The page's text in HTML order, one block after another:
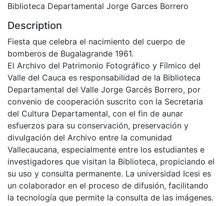
Biblioteca Departamental Jorge Garces Borrero
Description
Fiesta que celebra el nacimiento del cuerpo de
bomberos de Bugalagrande 1961.
El Archivo del Patrimonio Fotográfico y Fílmico del
Valle del Cauca es responsabilidad de la Biblioteca
Departamental del Valle Jorge Garcés Borrero, por
convenio de cooperación suscrito con la Secretaria
del Cultura Departamental, con el fin de aunar
esfuerzos para su conservación, preservación y
divulgación del Archivo entre la comunidad
Vallecaucana, especialmente entre los estudiantes e
investigadores que visitan la Biblioteca, propiciando el
su uso y consulta permanente. La universidad Icesi es
un colaborador en el proceso de difusión, facilitando
la tecnología que permite la consulta de las imágenes.